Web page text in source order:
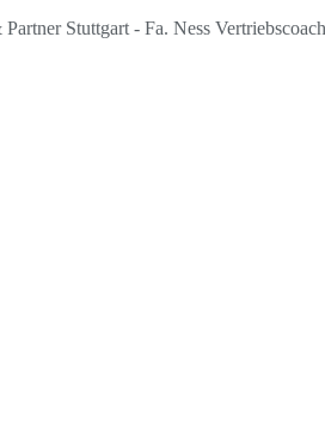
Stuttgart - Fa. Ness